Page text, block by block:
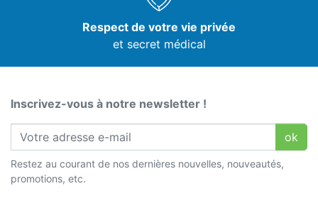
Respect de votre vie privée
et secret médical
Inscrivez-vous à notre newsletter !
ok
Restez au courant de nos dernières nouvelles, nouveautés,
promotions, etc.